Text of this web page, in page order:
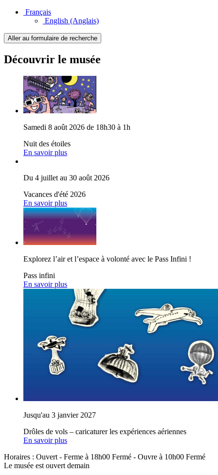
Français
English (Anglais)
Aller au formulaire de recherche
Découvrir le musée
Samedi 8 août 2026 de 18h30 à 1h
Nuit des étoiles
En savoir plus
Du 4 juillet au 30 août 2026
Vacances d'été 2026
En savoir plus
Explorez l’air et l’espace à volonté avec le Pass Infini !
Pass infini
En savoir plus
Jusqu'au 3 janvier 2027
Drôles de vols – caricaturer les expériences aériennes
En savoir plus
Horaires : Ouvert- Ferme à 18h00 Fermé - Ouvre à 10h00 Fermé
Le musée est ouvert demain